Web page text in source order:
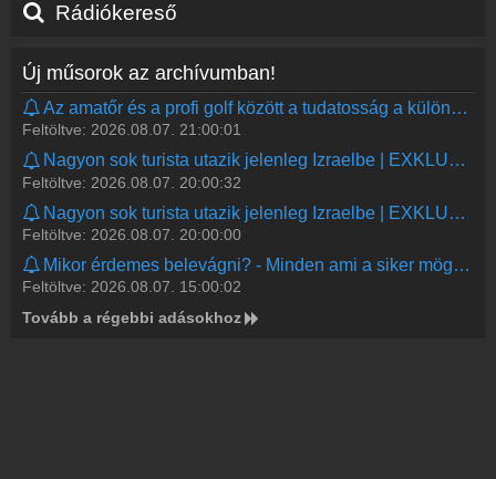
Rádiókereső
Új műsorok az archívumban!
Az amatőr és a profi golf között a tudatosság a különbség | EXKLUZÍV
Feltöltve: 2026.08.07. 21:00:01
Nagyon sok turista utazik jelenleg Izraelbe | EXKLUZÍV
Feltöltve: 2026.08.07. 20:00:32
Nagyon sok turista utazik jelenleg Izraelbe | EXKLUZÍV
Feltöltve: 2026.08.07. 20:00:00
Mikor érdemes belevágni? - Minden ami a siker mögött van | TEHETSÉG ÚTJA
Feltöltve: 2026.08.07. 15:00:02
Tovább a régebbi adásokhoz